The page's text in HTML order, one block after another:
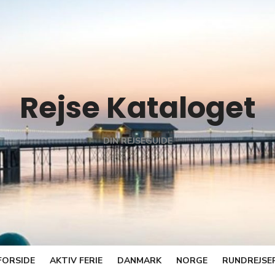
Rejse Kataloget
DIN REJSEGUIDE
AKTIV FERIE DANMARK NORGE